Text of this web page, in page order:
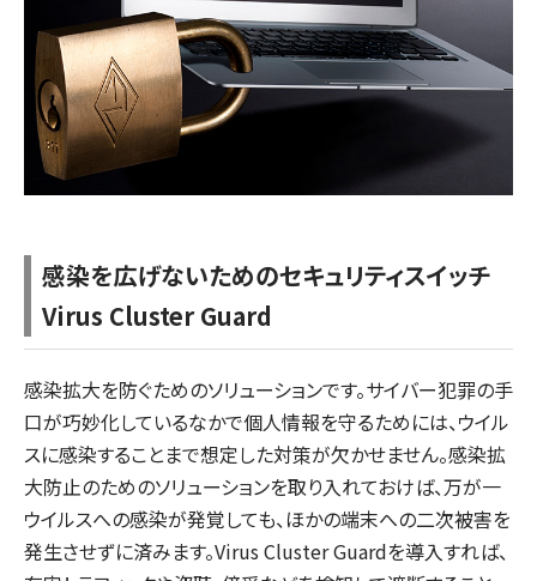
感染を広げないためのセキュリティスイッチ
Virus Cluster Guard
感染拡大を防ぐためのソリューションです。サイバー犯罪の手
口が巧妙化しているなかで個人情報を守るためには、ウイル
スに感染することまで想定した対策が欠かせません。感染拡
大防止のためのソリューションを取り入れておけば、万が一
ウイルスへの感染が発覚しても、ほかの端末への二次被害を
発生させずに済みます。Virus Cluster Guardを導入すれば、